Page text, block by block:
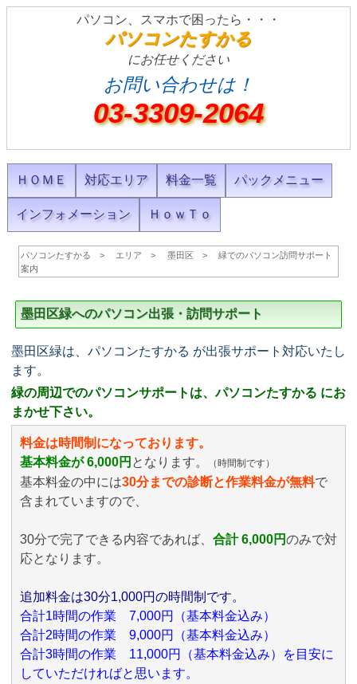
パソコン、スマホで困ったら・・・
パソコンたすかる
にお任せください
お問い合わせは！
03-3309-2064
ＨＯＭＥ 対応エリア 料金一覧 パックメニュー
インフォメーション ＨｏｗＴｏ
パソコンたすかる エリア 墨田区
緑でのパソコン訪問サポート
案内
墨田区緑へのパソコン出張・訪問サポート
墨田区緑は、パソコンたすかる が出張サポート対応いたし
ます。
緑の周辺でのパソコンサポートは、パソコンたすかる にお
まかせ下さい。
料金は時間制になっております。
基本料金が 6,000円 となります。 （時間制です）
基本料金の中には30分までの診断と作業料金が無料で
含まれていますので、
30分で完了できる内容であれば、 合計 6,000円のみで対
応となります。
追加料金は30分1,000円の時間制です。
合計1時間の作業 7,000円（基本料金込み）
合計2時間の作業 9,000円（基本料金込み）
合計3時間の作業 11,000円（基本料金込み）を目安に
していただければと思います。